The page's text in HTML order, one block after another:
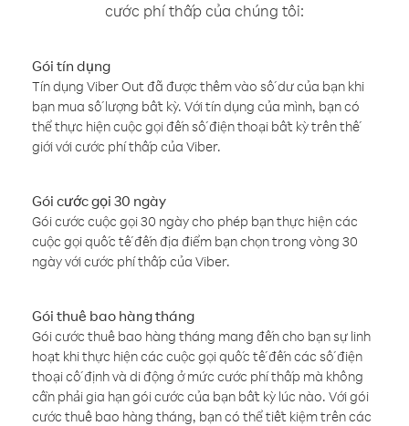
cước phí thấp của chúng tôi:
Gói tín dụng
Tín dụng Viber Out đã được thêm vào số dư của bạn khi
bạn mua số lượng bất kỳ. Với tín dụng của mình, bạn có
thể thực hiện cuộc gọi đến số điện thoại bất kỳ trên thế
giới với cước phí thấp của Viber.
Gói cước gọi 30 ngày
Gói cước cuộc gọi 30 ngày cho phép bạn thực hiện các
cuộc gọi quốc tế đến địa điểm bạn chọn trong vòng 30
ngày với cước phí thấp của Viber.
Gói thuê bao hàng tháng
Gói cước thuê bao hàng tháng mang đến cho bạn sự linh
hoạt khi thực hiện các cuộc gọi quốc tế đến các số điện
thoại cố định và di động ở mức cước phí thấp mà không
cần phải gia hạn gói cước của bạn bất kỳ lúc nào. Với gói
cước thuê bao hàng tháng, bạn có thể tiết kiệm trên các